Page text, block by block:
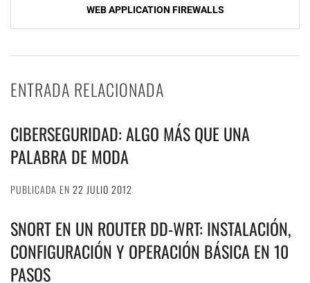
WEB APPLICATION FIREWALLS
ENTRADA RELACIONADA
CIBERSEGURIDAD: ALGO MÁS QUE UNA
PALABRA DE MODA
PUBLICADA EN 22 JULIO 2012
SNORT EN UN ROUTER DD-WRT: INSTALACIÓN,
CONFIGURACIÓN Y OPERACIÓN BÁSICA EN 10
PASOS